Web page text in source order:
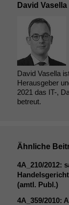
David Vasella
David Vasella
Herausgeber
2021 das IT-,
betreut.
Ähnliche
4A_210/2012:
(amtl. Publ.)
4A_359/2010: